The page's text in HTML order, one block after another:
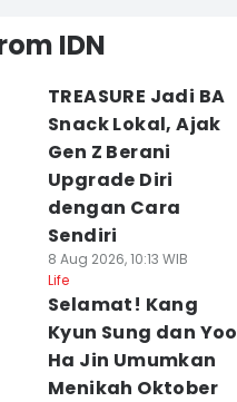
IDN
TREASURE Jadi BA
Snack Lokal, Ajak
Gen Z Berani
Upgrade Diri
dengan Cara
Sendiri
8 Aug 2026, 10:13 WIB
Life
Selamat! Kang
Kyun Sung dan Yoo
Ha Jin Umumkan
Menikah Oktober